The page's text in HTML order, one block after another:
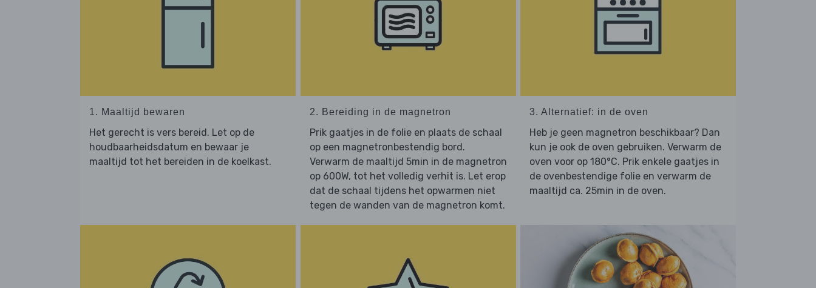
1. Maaltijd bewaren
Het gerecht is vers bereid. Let op de
houdbaarheidsdatum en bewaar je
maaltijd tot het bereiden in de koelkast.
2. Bereiding in de magnetron
Prik gaatjes in de folie en plaats de schaal
op een magnetronbestendig bord.
Verwarm de maaltijd 5min in de magnetron
op 600W, tot het volledig verhit is. Let erop
dat de schaal tijdens het opwarmen niet
tegen de wanden van de magnetron komt.
3. Alternatief: in de oven
Heb je geen magnetron beschikbaar? Dan
kun je ook de oven gebruiken. Verwarm de
oven voor op 180°C. Prik enkele gaatjes in
de ovenbestendige folie en verwarm de
maaltijd ca. 25min in de oven.